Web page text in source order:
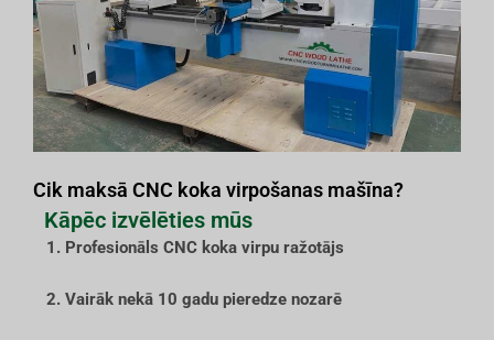
Cik maksā CNC koka virpošanas mašīna?
Kāpēc izvēlēties mūs
1. Profesionāls CNC koka virpu ražotājs
2. Vairāk nekā 10 gadu pieredze nozarē